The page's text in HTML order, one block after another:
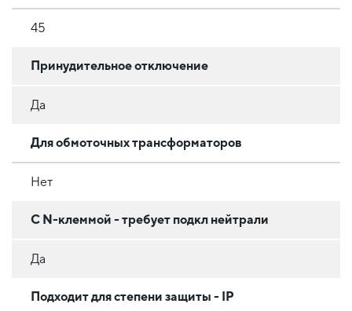
45
Принудительное отключение
Да
Для обмоточных трансформаторов
Нет
С N-клеммой - требует подкл нейтрали
Да
Подходит для степени защиты - IP